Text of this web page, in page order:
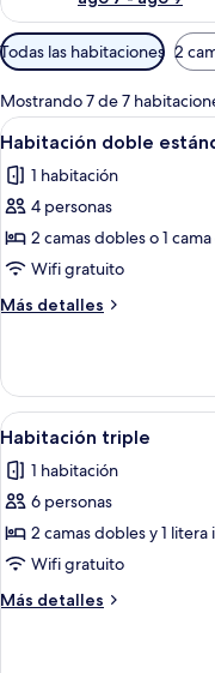
Filtros
disponibles
para
las
habitaciones
Todas las habitaciones 2
Mostrando 7 de 7
Abrir
todas
las
fotos
de
Habitación
doble
estándar
7
Habitación doble
1 habitación
4 personas
2 camas dobles o 1
Wifi gratuito
Más detalles
Más
doble
estándar
Abrir
todas
las
fotos
de
Habitación
triple
8
Habitación triple
1 habitación
6 personas
2 camas dobles y 1
Wifi gratuito
Más detalles
Más